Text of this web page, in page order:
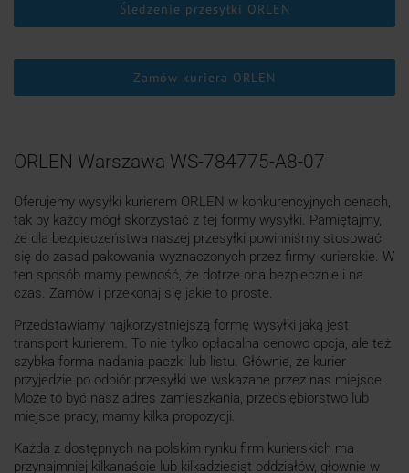
Śledzenie przesyłki ORLEN
Zamów kuriera ORLEN
ORLEN Warszawa WS-784775-A8-07
Oferujemy wysyłki kurierem ORLEN w konkurencyjnych cenach,
tak by każdy mógł skorzystać z tej formy wysyłki. Pamiętajmy,
że dla bezpieczeństwa naszej przesyłki powinniśmy stosować
się do zasad pakowania wyznaczonych przez firmy kurierskie. W
ten sposób mamy pewność, że dotrze ona bezpiecznie i na
czas. Zamów i przekonaj się jakie to proste.
Przedstawiamy najkorzystniejszą formę wysyłki jaką jest
transport kurierem. To nie tylko opłacalna cenowo opcja, ale też
szybka forma nadania paczki lub listu. Głównie, że kurier
przyjedzie po odbiór przesyłki we wskazane przez nas miejsce.
Może to być nasz adres zamieszkania, przedsiębiorstwo lub
miejsce pracy, mamy kilka propozycji.
Każda z dostępnych na polskim rynku firm kurierskich ma
przynajmniej kilkanaście lub kilkadziesiąt oddziałów, głownie w